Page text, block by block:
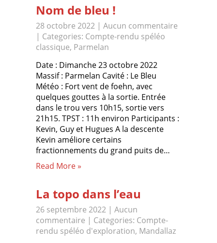
Nom de bleu !
28 octobre 2022 | Aucun commentaire
| Categories: Compte-rendu spéléo
classique, Parmelan
Date : Dimanche 23 octobre 2022
Massif : Parmelan Cavité : Le Bleu
Météo : Fort vent de foehn, avec
quelques gouttes à la sortie. Entrée
dans le trou vers 10h15, sortie vers
21h15. TPST : 11h environ Participants :
Kevin, Guy et Hugues A la descente
Kevin améliore certains
fractionnements du grand puits de…
Read More »
La topo dans l’eau
26 septembre 2022 | Aucun
commentaire | Categories: Compte-
rendu spéléo d'exploration, Mandallaz